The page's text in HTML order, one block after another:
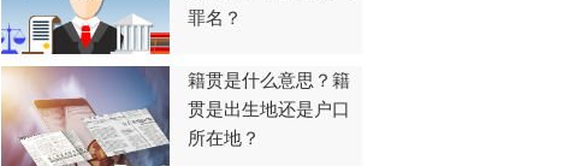
罪名？
籍贯是什么意思？籍
贯是出生地还是户口
所在地？